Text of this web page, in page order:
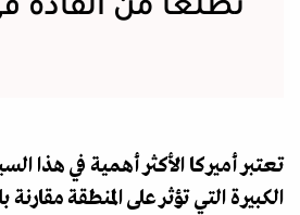
تطلعا من القادة
تعتبر أميركا الأكثر أهمية في هذا
الكبيرة التي تؤثر على المنطقة